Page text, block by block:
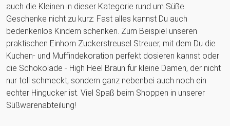
auch die Kleinen in dieser Kategorie rund um Süße
Geschenke nicht zu kurz: Fast alles kannst Du auch
bedenkenlos Kindern schenken. Zum Beispiel unseren
praktischen Einhorn Zuckerstreusel Streuer, mit dem Du die
Kuchen- und Muffindekoration perfekt dosieren kannst oder
die Schokolade - High Heel Braun für kleine Damen, der nicht
nur toll schmeckt, sondern ganz nebenbei auch noch ein
echter Hingucker ist. Viel Spaß beim Shoppen in unserer
Süßwarenabteilung!